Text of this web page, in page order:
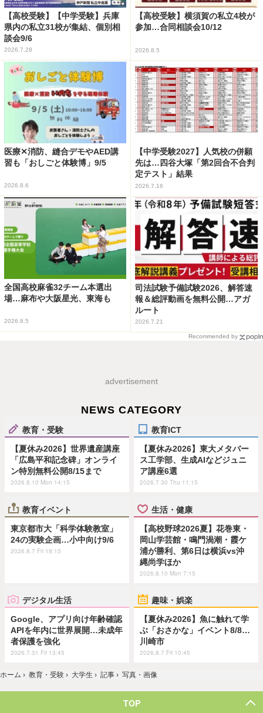
【高校受験】【中学受験】兵庫
県内の私立31校が集結、個別相
談会9/6
2026.7.28
【高校受験】横須賀の私立4校が
参加…合同相談会10/12
2026.8.5
医療✕消防、縫合デモやAED講
習も「おしごと体験博」9/5
2026.8.6
【中学受験2027】人気校の併願
先は…四谷大塚「第2回合不合判
定テスト」結果
2026.7.16
全国高校麻雀32チーム本選出
場…麻布や大阪星光、東海も
2026.8.5
司法試験予備試験2026、解答速
報＆総評動画を無料公開…アガ
ルート
2026.7.21
Recommended by
advertisement
NEWS CATEGORY
教育・受験
【夏休み2026】世界遺産講座
「広島平和記念碑」オンライ
ン特別無料公開8/15まで
2026.8.10 Mon 14:15
教育ICT
【夏休み2026】東大メタバー
ス工学部、生成AIなどジュニ
ア講座6選
2026.7.30 Thu 11:15
教育イベント
東京都市大「科学体験教室」
24の実験企画…小中向け9/6
2026.8.7 Fri 18:15
生活・健康
【高校野球2026夏】花巻東・
岡山学芸館・鳴門渦潮・霞ケ
浦が勝利、第6日は横浜vs沖
縄尚学ほか
2026.8.10 Mon 7:15
デジタル生活
Google、アプリ向け年齢確認
APIを年内に世界展開…未成年
者保護を強化
2026.7.31 Fri 13:45
趣味・娯楽
【夏休み2026】魚に触れて学
ぶ「おさかな」イベント8/8…
川崎市
2026.8.7 Fri 10:45
ホーム › 教育・受験 › 大学生 › 記事 › 写真・画像
TOP